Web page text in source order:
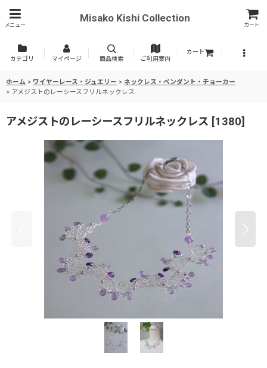
メニュー
Misako Kishi Collection
カート
カテゴリ マイページ 商品検索 ご利用案内
カート
ホーム > ワイヤーレース・ジュエリー > ネックレス・ペンダント・チョーカー
> アメジストのレーシースフリルネックレス
アメジストのレーシースフリルネックレス [1380]